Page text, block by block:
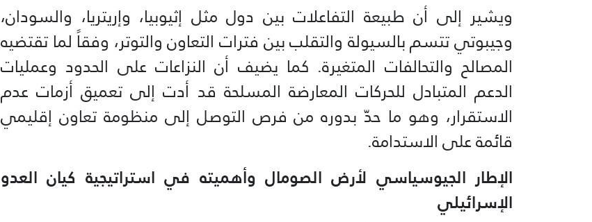
ويشير إلى أن طبيعة التفاعلات بين دول مثل إثيوبيا، وإريتريا، والسودان،
وجيبوتي تتسم بالسيولة والتقلب بين فترات التعاون والتوتر، وفقاً لما تقتضيه
المصالح والتحالفات المتغيرة. كما يضيف أن النزاعات على الحدود وعمليات
الدعم المتبادل للحركات المعارضة المسلحة قد أدت إلى تعميق أزمات عدم
الاستقرار، وهو ما حدّ بدوره من فرص التوصل إلى منظومة تعاون إقليمي
قائمة على الاستدامة.
الإطار الجيوسياسي لأرض الصومال وأهميته في استراتيجية كيان العدو
الإسرائيلي